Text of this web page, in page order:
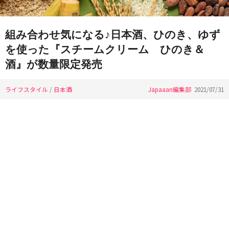
組み合わせ気になる♪日本酒、ひのき、ゆず
を使った『スチームクリーム ひのき＆
酒』が数量限定発売
ライフスタイル / 日本酒 Japaaan編集部 2021/07/31